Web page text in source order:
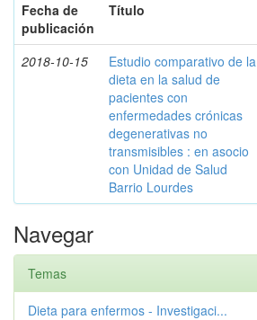
Fecha de
publicación
Título
2018-10-15
Estudio comparativo de la
dieta en la salud de
pacientes con
enfermedades crónicas
degenerativas no
transmisibles : en asocio
con Unidad de Salud
Barrio Lourdes
Navegar
Temas
Dieta para enfermos - Investigaci...